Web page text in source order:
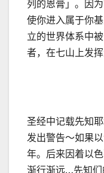
列的恩膏」。因
使你进入属于你
立的世界体系中
者，在七山上发挥
圣经中记载先知
发出警告～如果
年。后来因着以
渐行渐远…先知们